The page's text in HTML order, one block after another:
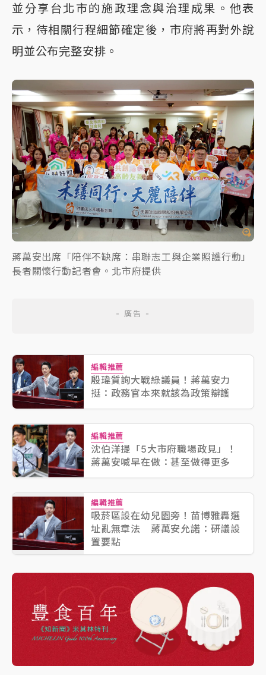
並分享台北市的施政理念與治理成果。他表
示，待相關行程細節確定後，市府將再對外說
明並公布完整安排。
蔣萬安出席「陪伴不缺席：串聯志工與企業照護行動」
長者關懷行動記者會。北市府提供
編輯推薦
殷瑋質詢大戰綠議員！蔣萬安力
挺：政務官本來就該為政策辯護
編輯推薦
沈伯洋提「5大市府職場政見」！
蔣萬安喊早在做：甚至做得更多
編輯推薦
吸菸區設在幼兒園旁！苗博雅轟選
址亂無章法 蔣萬安允諾：研議設
置要點